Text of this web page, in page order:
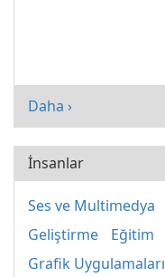
Daha ›
İnsanlar
Ses ve Multimedya
Geliştirme
Eğitim
Grafik Uygulamaları